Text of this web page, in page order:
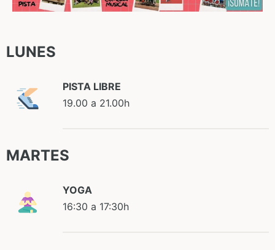
LUNES
PISTA LIBRE
19.00 a 21.00h
MARTES
YOGA
16:30 a 17:30h